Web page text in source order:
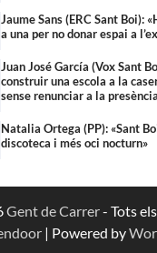
Jaume Sans (ERC Sant Boi):
a una per no donar espai a
Juan José García (Vox Sant
construir una escola a la
sense renunciar a la
Natalia Ortega (PP): «Sant
discoteca i més oci nocturn»
Gent de Carrer- Tots
| Powered by